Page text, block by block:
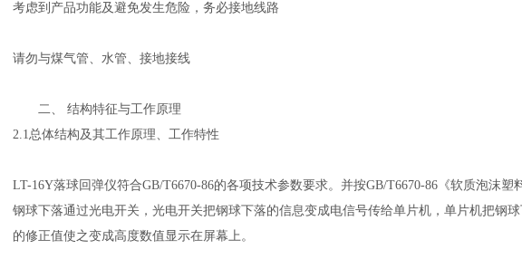
考虑到产品功能及避免发生危险，务必接地线路
请勿与煤气管、水管、接地接线
二、 结构特征与工作原理
2.1总体结构及其工作原理、工作特性
LT-16Y落球回弹仪符合GB/T6670-86的各项技术参数要求。并按GB/T6670-86《软质泡沫
钢球下落通过光电开关，光电开关把钢球下落的信息变成电信号传给单片机，单片机把钢
的修正值使之变成高度数值显示在屏幕上。